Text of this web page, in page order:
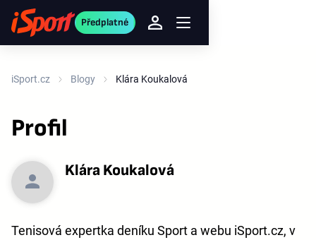
Předplatné
iSport.cz Blogy Klára Koukalová
Profil
Klára Koukalová
Tenisová expertka deníku Sport a webu iSport.cz, v